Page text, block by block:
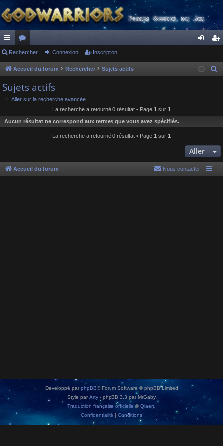
ac
co
ur
ci
or
u
s
ne cri
Rechercher Connexion Inscription
Accueil du forum Rechercher Sujets actifs
h
e
Sujets actifs
Aller sur la recherche avancée
La recherche a retourné 0 résultat • Page 1 sur 1
Aucun résultat ne correspond aux termes que vous avez spécifiés.
La recherche a retourné 0 résultat • Page 1 sur 1
Aller
Accueil du forum Nous contacter
Développé par phpBB® Forum Software © phpBB Limited
Style parArty - phpBB 3.3 par MrGaby
Traduction française officielle ©Qiaeru
Confidentialité | Conditions